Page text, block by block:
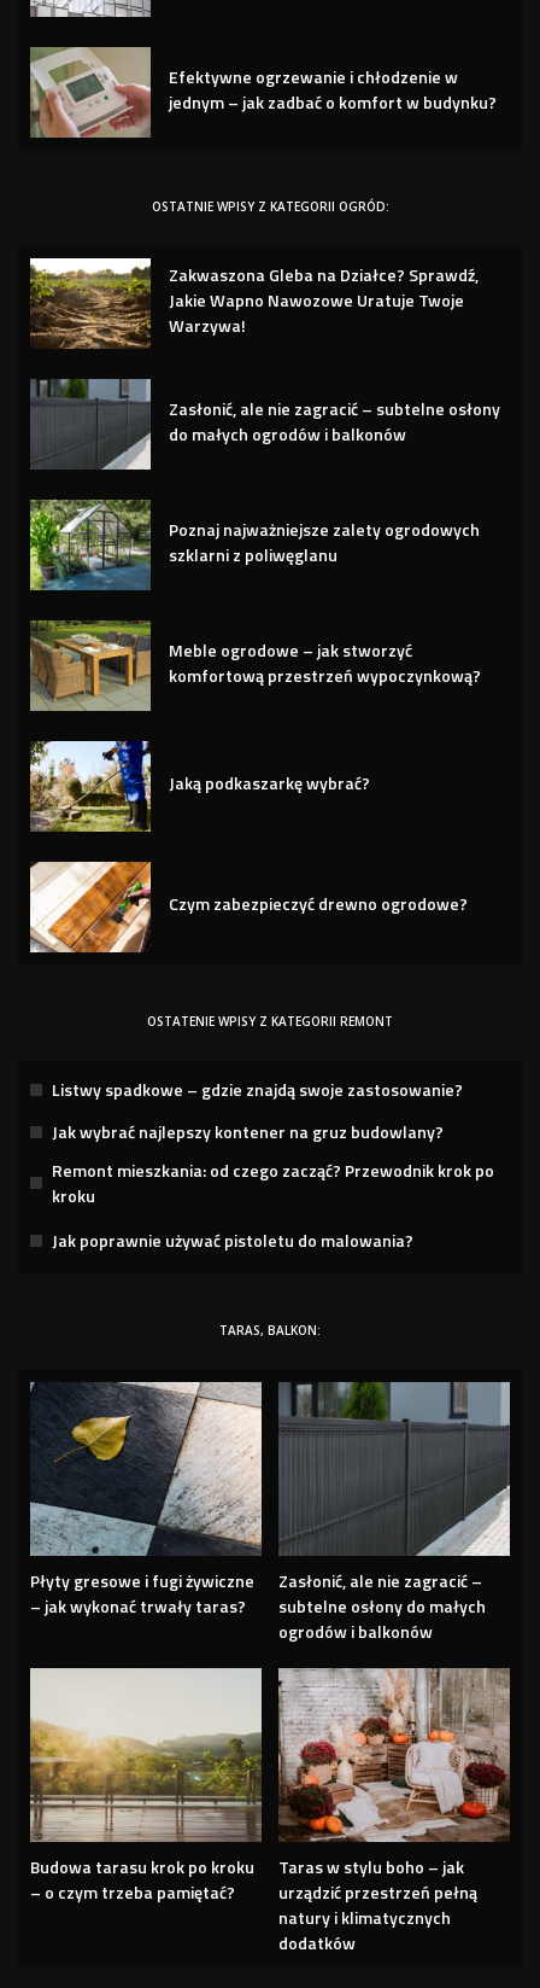
Efektywne ogrzewanie i chłodzenie w
jednym – jak zadbać o komfort w budynku?
OSTATNIE WPISY Z KATEGORII OGRÓD:
Zakwaszona Gleba na Działce? Sprawdź,
Jakie Wapno Nawozowe Uratuje Twoje
Warzywa!
Zasłonić, ale nie zagracić – subtelne osłony
do małych ogrodów i balkonów
Poznaj najważniejsze zalety ogrodowych
szklarni z poliwęglanu
Meble ogrodowe – jak stworzyć
komfortową przestrzeń wypoczynkową?
Jaką podkaszarkę wybrać?
Czym zabezpieczyć drewno ogrodowe?
OSTATENIE WPISY Z KATEGORII REMONT
Listwy spadkowe – gdzie znajdą swoje zastosowanie?
Jak wybrać najlepszy kontener na gruz budowlany?
Remont mieszkania: od czego zacząć? Przewodnik krok po
kroku
Jak poprawnie używać pistoletu do malowania?
TARAS, BALKON:
Płyty gresowe i fugi żywiczne
– jak wykonać trwały taras?
Zasłonić, ale nie zagracić –
subtelne osłony do małych
ogrodów i balkonów
Budowa tarasu krok po kroku
– o czym trzeba pamiętać?
Taras w stylu boho – jak
urządzić przestrzeń pełną
natury i klimatycznych
dodatków